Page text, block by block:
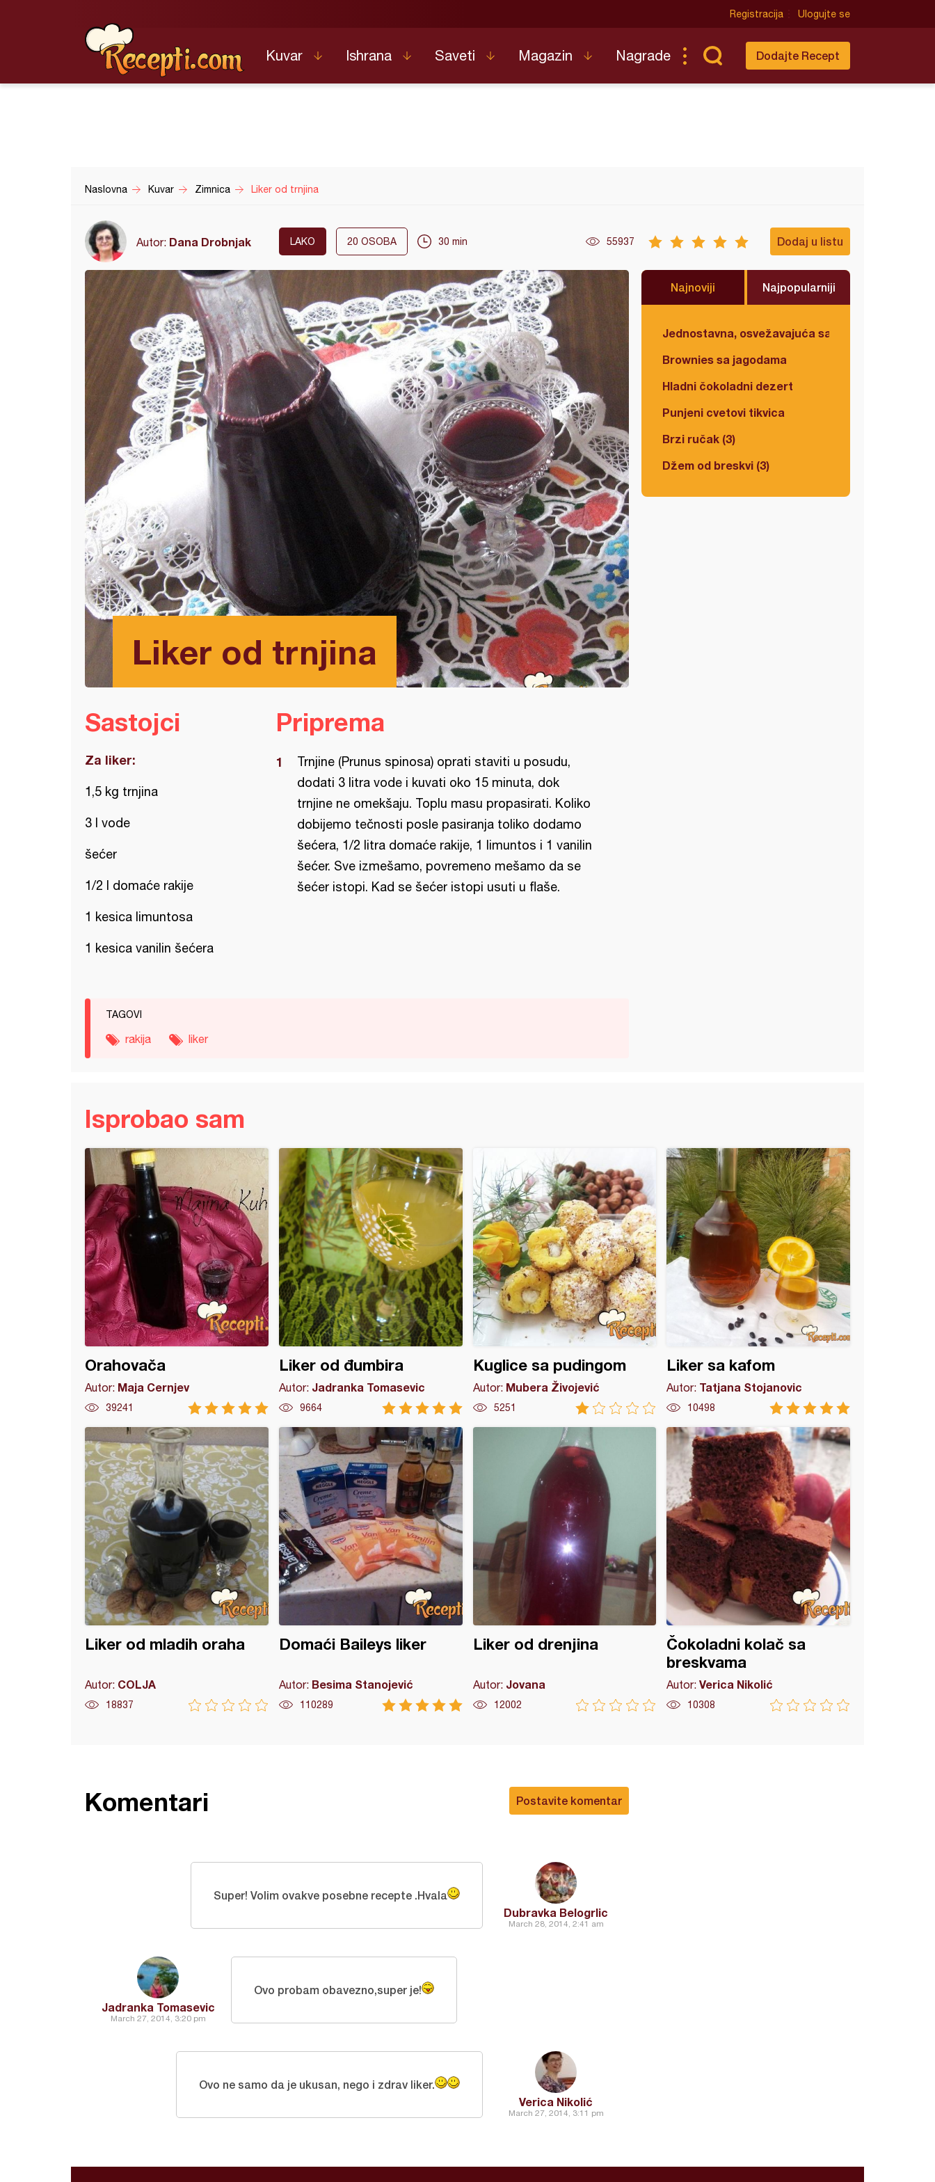
Registracija Ulogujte se
Kuvar Ishrana Saveti Magazin Nagrade Dodajte Recept
Naslovna Kuvar Zimnica Liker od trnjina
Autor: Dana Drobnjak LAKO 20 OSOBA 30 min 55937 Dodaj u listu
Liker od trnjina
Najnoviji Najpopularniji
Jednostavna, osvežavajuća salata
Brownies sa jagodama
Hladni čokoladni dezert
Punjeni cvetovi tikvica
Brzi ručak (3)
Džem od breskvi (3)
Sastojci
Za liker:
1,5 kg trnjina
3 l vode
šećer
1/2 l domaće rakije
1 kesica limuntosa
1 kesica vanilin šećera
Priprema
Trnjine (Prunus spinosa) oprati staviti u posudu,
dodati 3 litra vode i kuvati oko 15 minuta, dok
trnjine ne omekšaju. Toplu masu propasirati. Koliko
dobijemo tečnosti posle pasiranja toliko dodamo
šećera, 1/2 litra domaće rakije, 1 limuntos i 1 vanilin
šećer. Sve izmešamo, povremeno mešamo da se
šećer istopi. Kad se šećer istopi usuti u flaše.
TAGOVI
rakija liker
Isprobao sam
Orahovača
Autor: Maja Cernjev
39241
Liker od đumbira
Autor: Jadranka Tomasevic
9664
Kuglice sa pudingom
Autor: Mubera Živojević
5251
Liker sa kafom
Autor: Tatjana Stojanovic
10498
Liker od mladih oraha
Autor: COLJA
18837
Domaći Baileys liker
Autor: Besima Stanojević
110289
Liker od drenjina
Autor: Jovana
12002
Čokoladni kolač sa
breskvama
Autor:Verica Nikolić
10308
kolač sa breskvama
Postavite komentar
Komentari
Dubravka Belogrlic
March 28, 2014, 2:41 am
Super! Volim ovakve posebne recepte .Hvala
Jadranka Tomasevic
March 27, 2014, 3:20 pm
Ovo probam obavezno,super je!
Verica Nikolić
March 27, 2014, 3:11 pm
Ovo ne samo da je ukusan, nego i zdrav liker.